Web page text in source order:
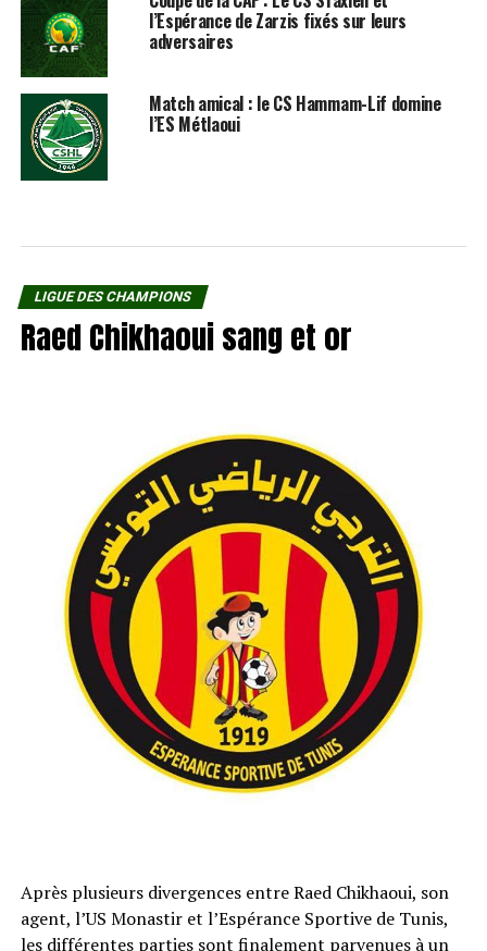
l’Espérance de Zarzis fixés sur leurs
adversaires
Match amical : le CS Hammam-Lif domine
l’ES Métlaoui
LIGUE DES CHAMPIONS
Raed Chikhaoui sang et or
Après plusieurs divergences entre Raed Chikhaoui, son
agent, l’US Monastir et l’Espérance Sportive de Tunis,
les différentes parties sont finalement parvenues à un